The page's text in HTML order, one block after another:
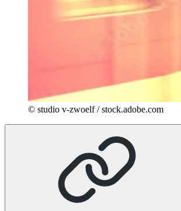
© studio v-zwoelf / stock.adobe.com